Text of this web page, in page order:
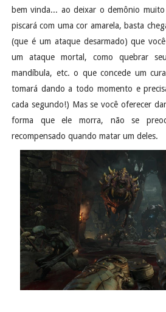
bem vinda... ao deixar o demônio
piscará com uma cor amarela, basta
(que é um ataque desarmado) que
um ataque mortal, como quebrar
mandíbula, etc. o que concede um
tomará dando a todo momento e
cada segundo!) Mas se você oferecer
forma que ele morra, não se
recompensado quando matar um deles.